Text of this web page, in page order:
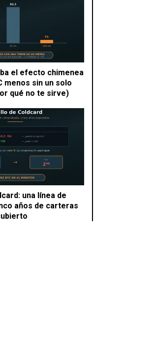
el efecto chimenea
menos sin un solo
qué no te sirve)
una línea de
años de carteras